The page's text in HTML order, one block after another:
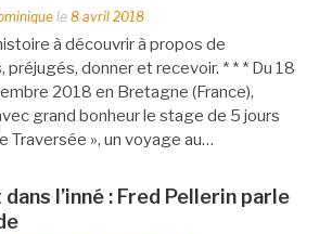
le 8 avril 2018
à découvrir à propos de
préjugés, donner et recevoir. * * * Du 18
2018 en Bretagne (France),
grand bonheur le stage de 5 jours
Traversée », un voyage au…
l’inné : Fred Pellerin parle